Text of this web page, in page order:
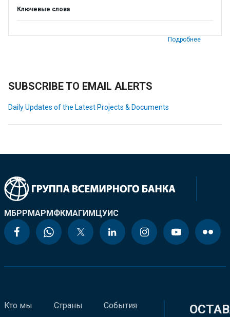
Ключевые слова
Подробнее
SUBSCRIBE TO EMAIL ALERTS
Daily Updates of the Latest Projects & Documents
МБРРМАРМФКМАГИМЦУИС
Кто мы Страны События